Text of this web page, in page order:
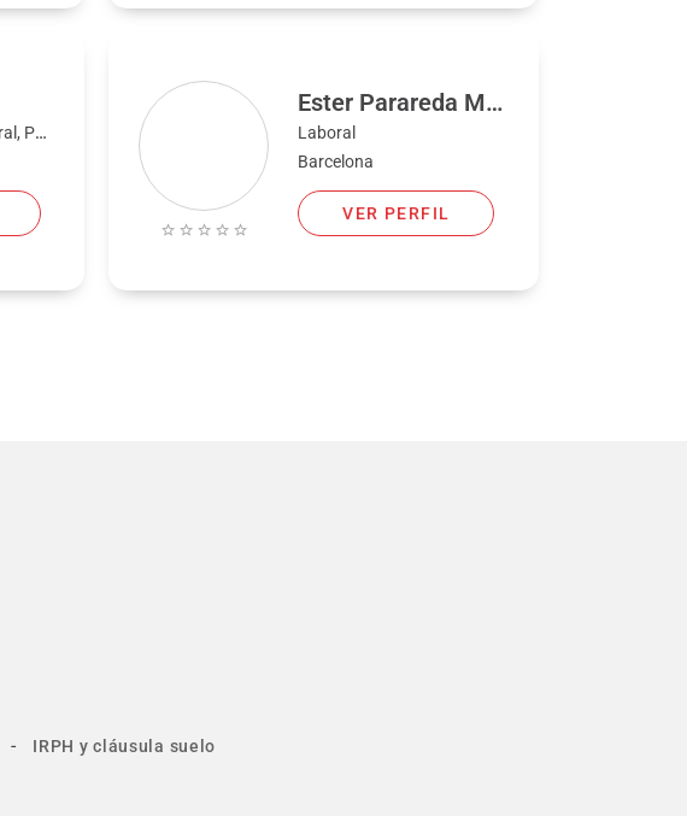
Civil, Mercantil, Laboral, Penal, Internacional
Ester Parareda Martin
Laboral
Barcelona
VER PERFIL
- IRPH y cláusula suelo